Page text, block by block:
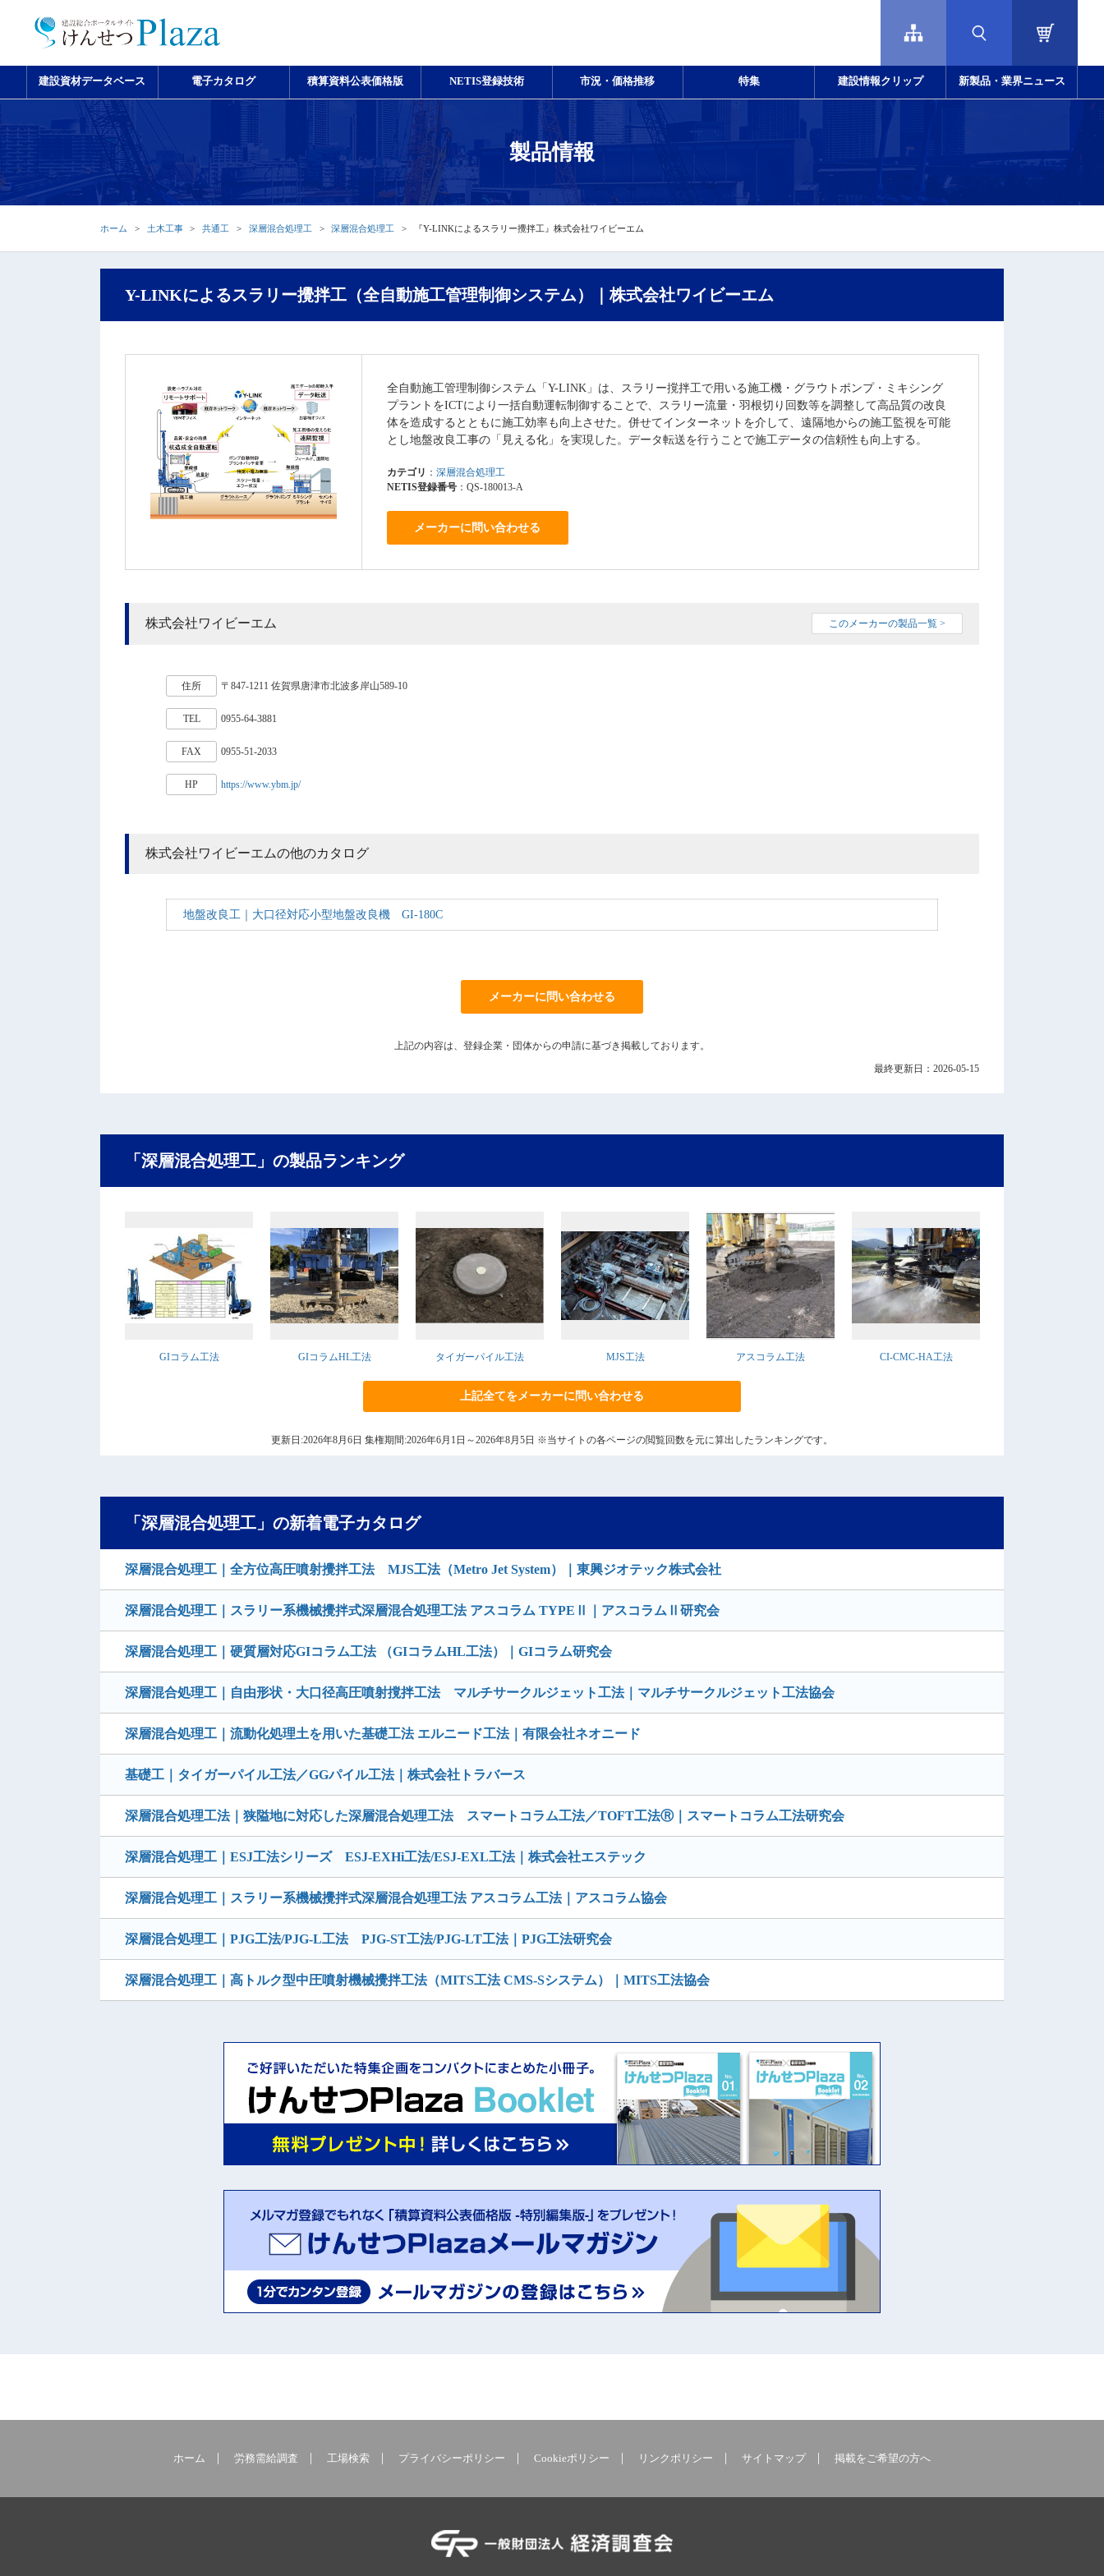
建設資材データベース 電子カタログ 積算資料公表価格版 NETIS登録技術 市況・価格推移 特集 建設情報クリップ 新製品・業界ニュース
製品情報
ホーム 土木工事 共通工 深層混合処理工 深層混合処理工 『Y-LINKによるスラリー攪拌工』株式会社ワイビーエム
Y-LINKによるスラリー攪拌工（全自動施工管理制御システム）｜株式会社ワイビーエム
全自動施工管理制御システム「Y-LINK」は、スラリー撹拌工で用いる施工機・グラウトポンプ・ミキシング
プラントをICTにより一括自動運転制御することで、スラリー流量・羽根切り回数等を調整して高品質の改良
体を造成するとともに施工効率も向上させた。併せてインターネットを介して、遠隔地からの施工監視を可能
とし地盤改良工事の「見える化」を実現した。データ転送を行うことで施工データの信頼性も向上する。
カテゴリ ： 深層混合処理工
NETIS登録番号：QS-180013-A
メーカーに問い合わせる
株式会社ワイビーエム このメーカーの製品一覧 >
住所 〒847-1211 佐賀県唐津市北波多岸山589-10
TEL 0955-64-3881
FAX 0955-51-2033
HP https://www.ybm.jp/
株式会社ワイビーエムの他のカタログ
地盤改良工｜大口径対応小型地盤改良機 GI-180C
メーカーに問い合わせる
上記の内容は、登録企業・団体からの申請に基づき掲載しております。
最終更新日：2026-05-15
「深層混合処理工」の製品ランキング
GIコラム工法 GIコラムHL工法 タイガーパイル工法 MJS工法 アスコラム工法 CI-CMC-HA工法
上記全てをメーカーに問い合わせる
更新日:2026年8月6日 集権期間:2026年6月1日～2026年8月5日 ※当サイトの各ページの閲覧回数を元に算出したランキングです。
「深層混合処理工」の新着電子カタログ
深層混合処理工｜全方位高圧噴射攪拌工法 MJS工法（Metro Jet System）｜東興ジオテック株式会社
深層混合処理工｜スラリー系機械攪拌式深層混合処理工法 アスコラム TYPEⅡ｜アスコラムⅡ研究会
深層混合処理工｜硬質層対応GIコラム工法 （GIコラムHL工法）｜GIコラム研究会
深層混合処理工｜自由形状・大口径高圧噴射撹拌工法 マルチサークルジェット工法｜マルチサークルジェット工法協会
深層混合処理工｜流動化処理土を用いた基礎工法 エルニード工法｜有限会社ネオニード
基礎工｜タイガーパイル工法／GGパイル工法｜株式会社トラバース
深層混合処理工法｜狭隘地に対応した深層混合処理工法 スマートコラム工法／TOFT工法Ⓡ｜スマートコラム工法研究会
深層混合処理工｜ESJ工法シリーズ ESJ-EXHi工法/ESJ-EXL工法｜株式会社エステック
深層混合処理工｜スラリー系機械攪拌式深層混合処理工法 アスコラム工法｜アスコラム協会
深層混合処理工｜PJG工法/PJG-L工法 PJG-ST工法/PJG-LT工法｜PJG工法研究会
深層混合処理工｜高トルク型中圧噴射機械攪拌工法（MITS工法 CMS-Sシステム）｜MITS工法協会
ホーム 労務需給調査 工場検索 プライバシーポリシー Cookieポリシー リンクポリシー サイトマップ 掲載をご希望の方へ